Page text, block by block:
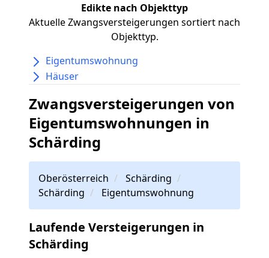
Edikte nach Objekttyp
Aktuelle Zwangsversteigerungen sortiert nach
Objekttyp.
Eigentumswohnung
Häuser
Zwangsversteigerungen von
Eigentumswohnungen in
Schärding
Oberösterreich
Schärding
Schärding
Eigentumswohnung
Laufende Versteigerungen in
Schärding